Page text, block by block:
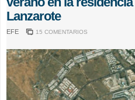
Lanzarote
EFE 15 COMENTARIOS